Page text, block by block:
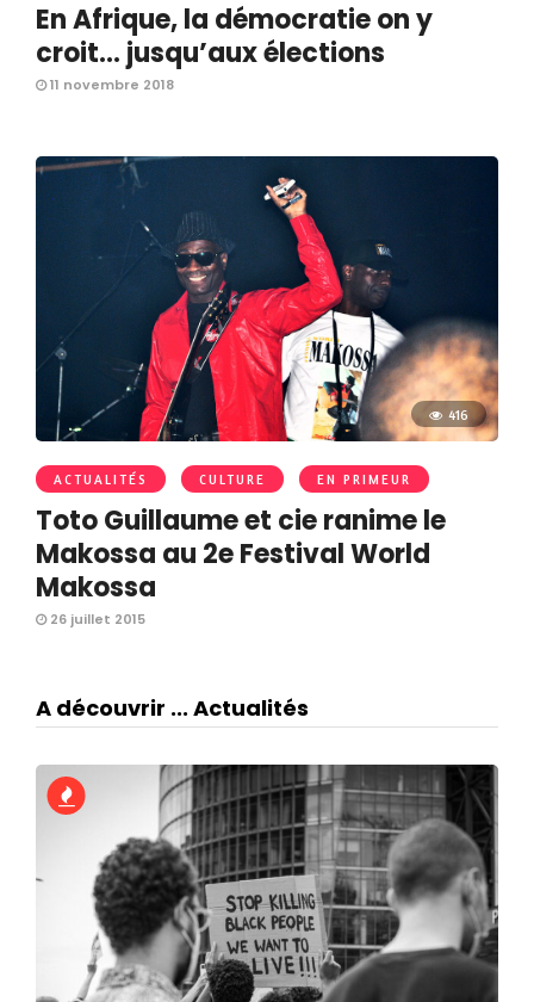
En Afrique, la démocratie on y
croit… jusqu’aux élections
11 novembre 2018
416
ACTUALITÉS CULTURE EN PRIMEUR
Toto Guillaume et cie ranime le
Makossa au 2e Festival World
Makossa
26 juillet 2015
A découvrir ... Actualités